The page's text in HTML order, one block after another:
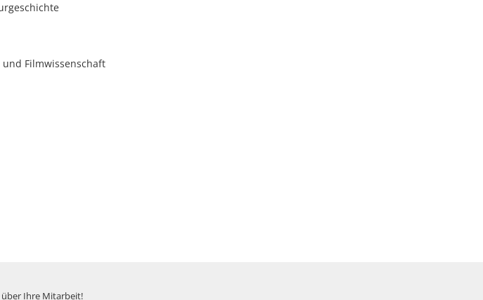
Filmwissenschaft
Ihre Mitarbeit!